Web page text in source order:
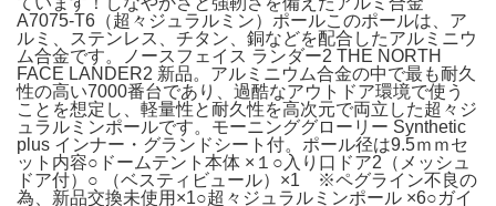
A7075-T6（超々ジュラルミン）ポールこのポールは、ア
ルミ、ステンレス、チタン、銅などを配合したアルミニウ
ム合金です。ノースフェイス ランダー2 THE NORTH
FACE LANDER2 新品。アルミニウム合金の中で最も耐久
性の高い7000番台であり、過酷なアウトドア環境で使う
ことを想定し、軽量性と耐久性を高次元で両立した超々ジ
ュラルミンポールです。モーニンググローリー Synthetic
plus インナー・グランドシート付。ポール径は9.5ｍｍセ
ット内容○ドームテント本体 ×１○入り口ドア2（メッシュ
ドア付）○ （ベスティビュール）×1 ※ペグライン不良の
為、新品交換未使用×1○超々ジュラルミンポール ×6○ガイ